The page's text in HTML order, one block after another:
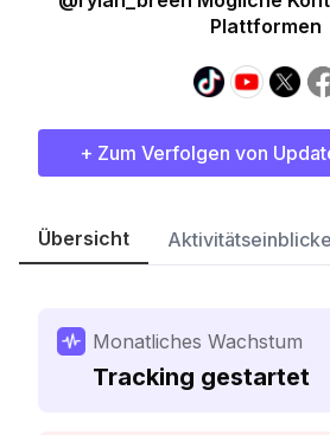
Plattformen
+ Zum Verfolgen von
Übersicht Aktivitätseinblicke
Monatliches Wachstum
Tracking gestartet